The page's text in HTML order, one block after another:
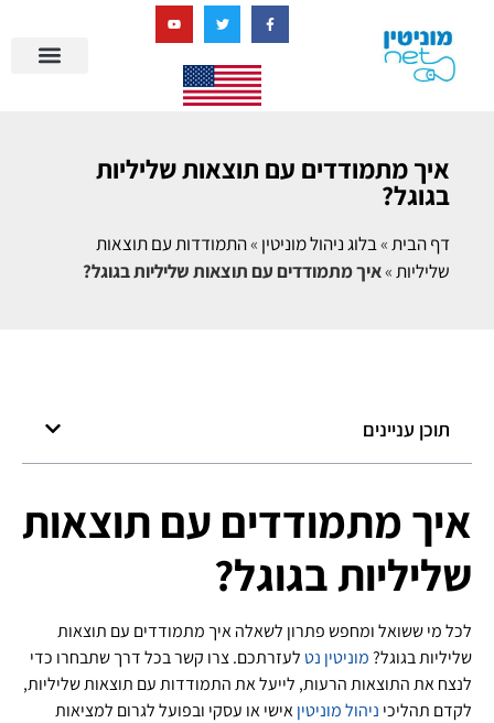
איך מתמודדים עם תוצאות שליליות
בגוגל?
דף הבית»בלוג ניהול מוניטין »התמודדות עם תוצאות
שליליות»איך מתמודדים עם תוצאות שליליות בגוגל?
תוכן עניינים
איך מתמודדים עם תוצאות
שליליות בגוגל?
לכל מי ששואל ומחפש פתרון לשאלה איך מתמודדים עם תוצאות
שליליות בגוגל?מוניטין נטלעזרתכם. צרו קשר בכל דרך שתבחרו כדי
לנצח את התוצאות הרעות, לייעל את התמודדות עם תוצאות שליליות,
לקדם תהליכי ניהול מוניטיןאישי או עסקי ובפועל לגרום למציאות